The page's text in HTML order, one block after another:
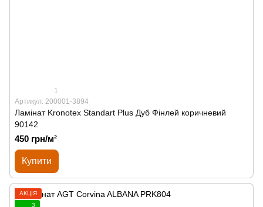
1
Артикул: 200001-3894
Ламінат Kronotex Standart Plus Дуб Фінлей коричневий
90142
450 грн/м²
Купити
АКЦІЯ
3